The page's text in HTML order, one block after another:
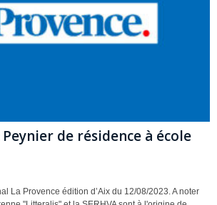
de résidence à école
La Provence édition d’Aix du 12/08/2023. A noter